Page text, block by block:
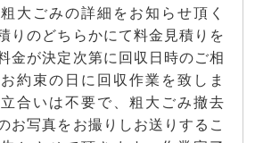
大ごみの詳細をお知らせ頂く
りのどちらかにて料金見積りを
金が決定次第に回収日時のご相
約束の日に回収作業を致しま
合いは不要で、粗大ごみ撤去
お写真をお撮りしお送りするこ